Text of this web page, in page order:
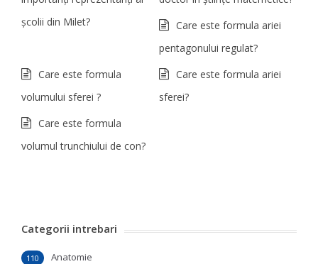
şcolii din Milet?
Care este formula ariei
pentagonului regulat?
Care este formula
volumului sferei ?
Care este formula ariei
sferei?
Care este formula
volumul trunchiului de con?
Categorii intrebari
Anatomie
110